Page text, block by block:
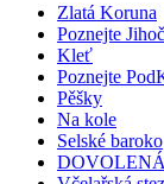
Zlatá Koruna
Poznejte
Kleť
Poznejte
Pěšky
Na kole
Selské baroko